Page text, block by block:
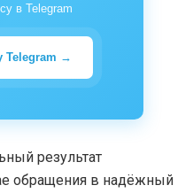
в Telegram
Telegram →
результат
обращения в надёжный